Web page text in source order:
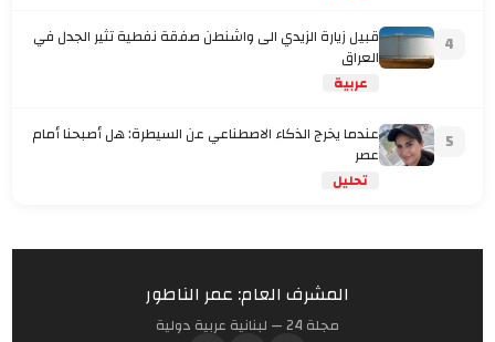
4 قبيل زيارة الزيدي الى واشنطن صفقة نفطية تثير الجدل في
العراق
عربية
5 عندما يخرج الذكاء الاصطناعي عن السيطرة: هل أصبحنا أمام
عصر
تحليل
المشرف العام: عمر الناطور
مجلة 24 — لبنانية عربية دولية